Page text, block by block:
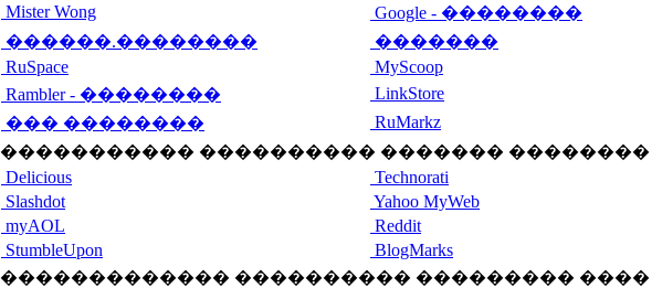
Mister Wong
Google - ��������
������.��������
�������
RuSpace
MyScoop
Rambler - ��������
LinkStore
��� ��������
RuMarkz
����������� ���������� ������� ��������
Delicious
Technorati
Slashdot
Yahoo MyWeb
myAOL
Reddit
StumbleUpon
BlogMarks
������������� ���������� ��������� ����